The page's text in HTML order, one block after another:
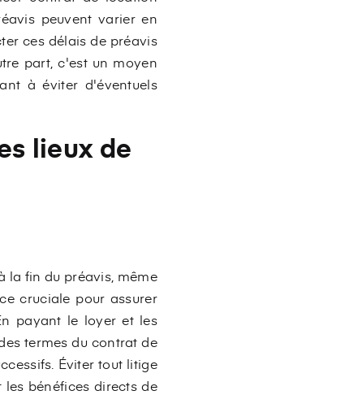
peuvent varier en
ces délais de préavis
part, c'est un moyen
à éviter d'éventuels
lieux de
la fin du préavis, même
cruciale pour assurer
payant le loyer et les
termes du contrat de
Éviter tout litige
bénéfices directs de